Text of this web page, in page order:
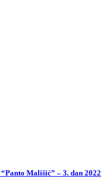
Mališić” – 3. dan 2022